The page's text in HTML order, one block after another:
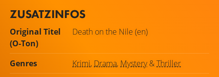
ZUSATZINFOS
Original Titel
(O-Ton)
Death on the Nile (en)
Genres Krimi, Drama, Mystery&Thriller